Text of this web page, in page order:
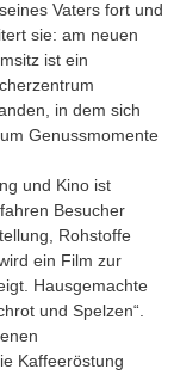
Vaters fort und
sie: am neuen
ist ein
in dem sich
Genussmomente
und Kino ist
Besucher
Rohstoffe
ein Film zur
Hausgemachte
und Spelzen“.
Kaffeeröstung